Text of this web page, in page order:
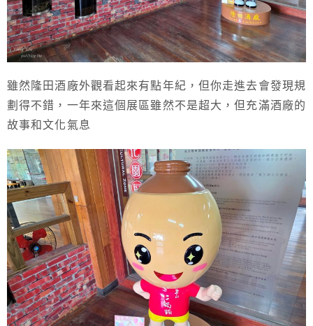
雖然隆田酒廠外觀看起來有點年紀，但你走進去會發現規
劃得不錯，一年來這個展區雖然不是超大，但充滿酒廠的
故事和文化氣息